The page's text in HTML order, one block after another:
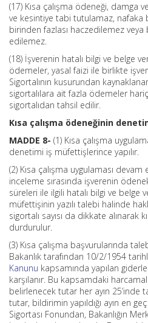
(17) Kısa çalışma ödeneği, damga
ve kesintiye tabi tutulamaz, nafaka
birinden fazlası haczedilemez veya
edilemez.
(18) İşverenin hatalı bilgi ve belge
ödemeler, yasal faizi ile birlikte
Sigortalının kusurundan
sigortalılara ait fazla ödemeler
sigortalıdan tahsil edilir.
Kısa çalışma ödeneğinin
MADDE 8- (1) Kısa çalışma
denetimi iş müfettişlerince yapılır.
(2) Kısa çalışma uygulaması
inceleme sırasında işverenin
süreleri ile ilgili hatalı bilgi ve belge
müfettişinin yazılı talebi halinde
sigortalı sayısı da dikkate alınarak
durdurulur.
(3) Kısa çalışma başvurularında
Bakanlık tarafından 10/2/1954
Kanunu kapsamında yapılan
karşılanır. Bu kapsamdaki
belirlenecek tutar her ayın 25’inde
tutar, bildirimin yapıldığı ayın en
Sigortası Fonundan, Bakanlığın